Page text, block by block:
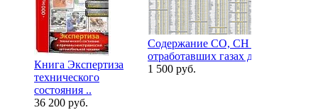
Книга Экспертиза
технического
состояния ..
36 200 руб.
Содержание СО, СН в
отработавших газах д..
1 500 руб.